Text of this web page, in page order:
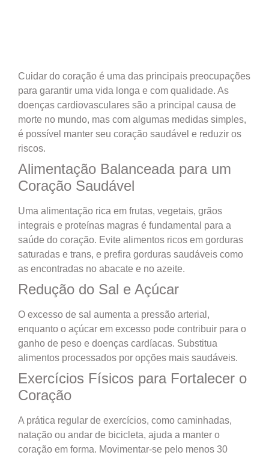
Cuidar do coração é uma das principais preocupações
para garantir uma vida longa e com qualidade. As
doenças cardiovasculares são a principal causa de
morte no mundo, mas com algumas medidas simples,
é possível manter seu coração saudável e reduzir os
riscos.
Alimentação Balanceada para um
Coração Saudável
Uma alimentação rica em frutas, vegetais, grãos
integrais e proteínas magras é fundamental para a
saúde do coração. Evite alimentos ricos em gorduras
saturadas e trans, e prefira gorduras saudáveis como
as encontradas no abacate e no azeite.
Redução do Sal e Açúcar
O excesso de sal aumenta a pressão arterial,
enquanto o açúcar em excesso pode contribuir para o
ganho de peso e doenças cardíacas. Substitua
alimentos processados por opções mais saudáveis.
Exercícios Físicos para Fortalecer o
Coração
A prática regular de exercícios, como caminhadas,
natação ou andar de bicicleta, ajuda a manter o
coração em forma. Movimentar-se pelo menos 30